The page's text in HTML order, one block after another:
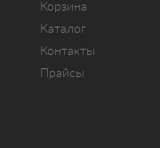
Корзина
Каталог
Контакты
Прайсы